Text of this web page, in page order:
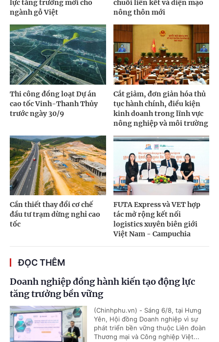
lực tăng trưởng mới cho
ngành gỗ Việt
chuỗi liên kết và diện mạo
nông thôn mới
Thi công đồng loạt Dự án
cao tốc Vinh-Thanh Thủy
trước ngày 30/9
Cắt giảm, đơn giản hóa thủ
tục hành chính, điều kiện
kinh doanh trong lĩnh vực
nông nghiệp và môi trường
Cần thiết thay đổi cơ chế
đầu tư trạm dừng nghỉ cao
tốc
FUTA Express và VET hợp
tác mở rộng kết nối
logistics xuyên biên giới
Việt Nam - Campuchia
ĐỌC THÊM
Doanh nghiệp đồng hành kiến tạo động lực
tăng trưởng bền vững
(Chinhphu.vn) - Sáng 6/8, tại Hưng
Yên, Hội đồng Doanh nghiệp vì sự
phát triển bền vững thuộc Liên đoàn
Thương mại và Công nghiệp Việt...